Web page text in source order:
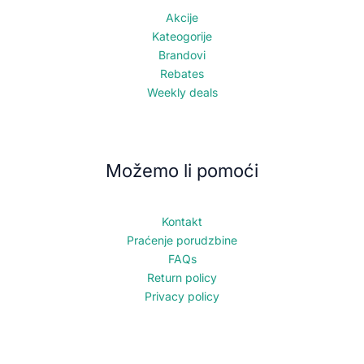
Akcije
Kateogorije
Brandovi
Rebates
Weekly deals
Možemo li pomoći
Kontakt
Praćenje porudzbine
FAQs
Return policy
Privacy policy